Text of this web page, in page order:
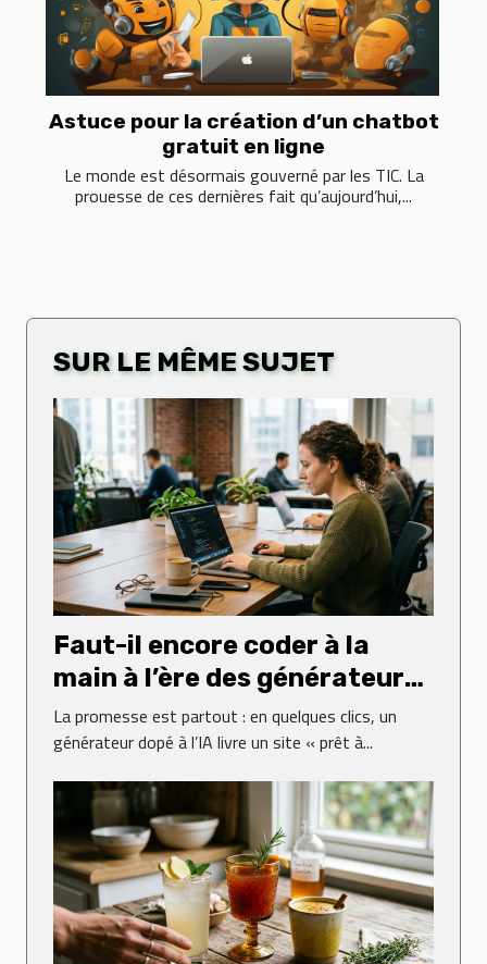
Astuce pour la création d’un chatbot
gratuit en ligne
Le monde est désormais gouverné par les TIC. La
prouesse de ces dernières fait qu’aujourd’hui,...
SUR LE MÊME SUJET
Faut-il encore coder à la
main à l’ère des générateurs
web ?
La promesse est partout : en quelques clics, un
générateur dopé à l’IA livre un site « prêt à...